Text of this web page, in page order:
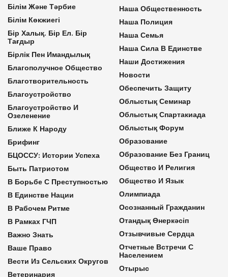
Білім Және Тәрбие
Білім Көкжиегі
Бір Халық. Бір Ел. Бір
Тағдыр
Бірлік Пен Имандылық
Благополучное Общество
Благотворительность
Благоустройство
Благоустройство И
Озеленение
Ближе К Народу
Брифинг
БЦОССУ: Истории Успеха
Быть Патриотом
В Борьбе С Преступностью
В Единстве Нации
В Рабочем Ритме
В Рамках ГЧП
Важно Знать
Ваше Право
Вести Из Сельских Округов
Ветеринария
Наша Общественность
Наша Полиция
Наша Семья
Наша Сила В Единстве
Наши Достижения
Новости
Обеспечить Защиту
Облыстық Семинар
Облыстық Спартакиада
Облыстық Форум
Образование
Образование Без Границ
Общество И Религия
Общество И Язык
Олимпиада
Осознанный Гражданин
Отандық Өнеркәсіп
Отзывчивые Сердца
Отчетные Встречи С
Населением
Отырыс